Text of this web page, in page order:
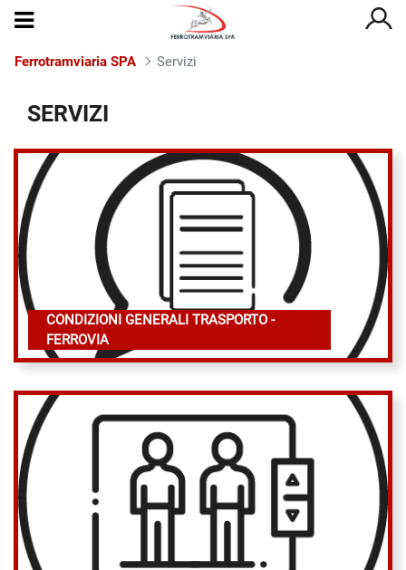
Ferrotramviaria SPA Servizi
Servizi
SERVIZI
CONDIZIONI GENERALI TRASPORTO -
FERROVIA